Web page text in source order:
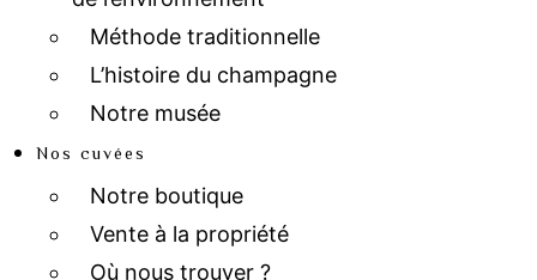
Méthode traditionnelle
L’histoire du champagne
Notre musée
Nos cuvées
Notre boutique
Vente à la propriété
Où nous trouver ?